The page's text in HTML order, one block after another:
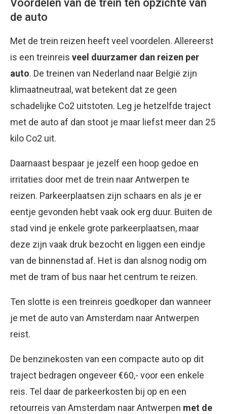
Voordelen van de trein ten opzichte van
de auto
Met de trein reizen heeft veel voordelen. Allereerst
is een treinreis veel duurzamer dan reizen per
auto. De treinen van Nederland naar België zijn
klimaatneutraal, wat betekent dat ze geen
schadelijke Co2 uitstoten. Leg je hetzelfde traject
met de auto af dan stoot je maar liefst meer dan 25
kilo Co2 uit.
Daarnaast bespaar je jezelf een hoop gedoe en
irritaties door met de trein naar Antwerpen te
reizen. Parkeerplaatsen zijn schaars en als je er
eentje gevonden hebt vaak ook erg duur. Buiten de
stad vind je enkele grote parkeerplaatsen, maar
deze zijn vaak druk bezocht en liggen een eindje
van de binnenstad af. Het is dan alsnog nodig om
met de tram of bus naar het centrum te reizen.
Ten slotte is een treinreis goedkoper dan wanneer
je met de auto van Amsterdam naar Antwerpen
reist.
De benzinekosten van een compacte auto op dit
traject bedragen ongeveer €60,- voor een enkele
reis. Tel daar de parkeerkosten bij op en een
retourreis van Amsterdam naar Antwerpen met de